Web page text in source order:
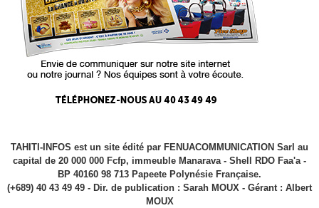
TAHITI-INFOS est un site édité par FENUACOMMUNICATION Sarl au
capital de 20 000 000 Fcfp, immeuble Manarava - Shell RDO Faa'a -
BP 40160 98 713 Papeete Polynésie Française.
(+689) 40 43 49 49 - Dir. de publication : Sarah MOUX - Gérant : Albert
MOUX